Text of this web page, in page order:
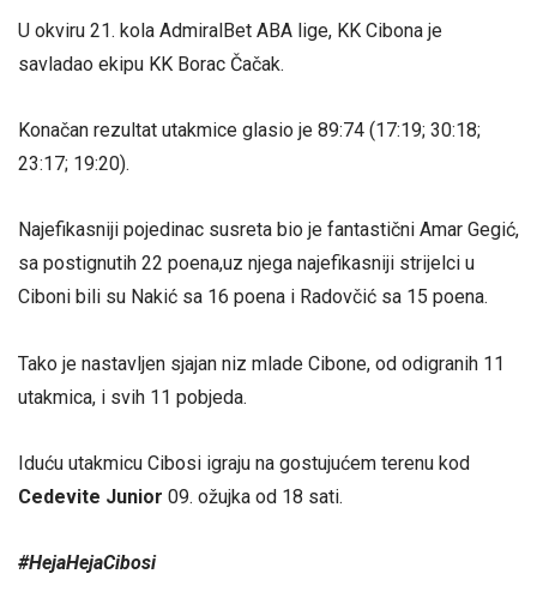
U okviru 21. kola AdmiralBet ABA lige, KK Cibona je
savladao ekipu KK Borac Čačak.
Konačan rezultat utakmice glasio je 89:74 (17:19; 30:18;
23:17; 19:20).
Najefikasniji pojedinac susreta bio je fantastični Amar Gegić,
sa postignutih 22 poena,uz njega najefikasniji strijelci u
Ciboni bili su Nakić sa 16 poena i Radovčić sa 15 poena.
Tako je nastavljen sjajan niz mlade Cibone, od odigranih 11
utakmica, i svih 11 pobjeda.
Iduću utakmicu Cibosi igraju na gostujućem terenu kod
Cedevite Junior 09. ožujka od 18 sati.
#HejaHejaCibosi